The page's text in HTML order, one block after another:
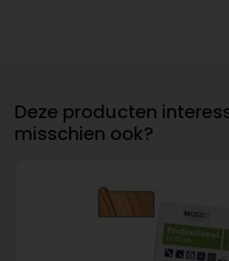
Deze producten
misschien ook?